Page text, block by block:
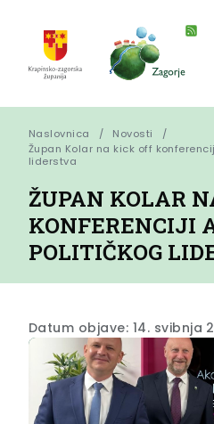
Naslovnica
Novosti
Župan Kolar na kick off
liderstva
ŽUPAN KOLAR
KONFERENCIJI
POLITIČKOG
Datum objave: 14. svibnja